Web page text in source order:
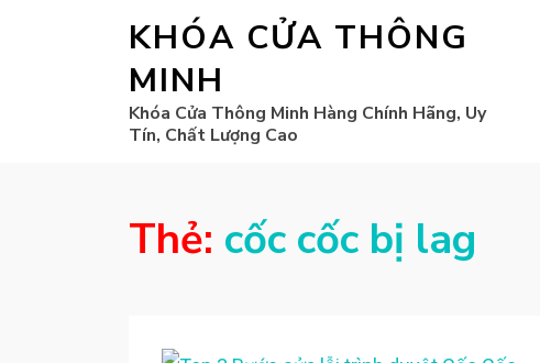
KHÓA CỬA THÔNG
MINH
Khóa Cửa Thông Minh Hàng Chính Hãng, Uy
Tín, Chất Lượng Cao
Thẻ: cốc cốc bị lag